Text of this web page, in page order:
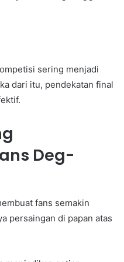
sering menjadi
dari itu, pendekatan final
Deg-
fans semakin
persaingan di papan atas